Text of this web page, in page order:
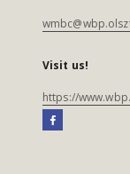
Visit us!
https://